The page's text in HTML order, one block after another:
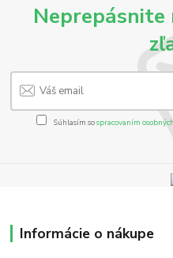
Neprepásnite
Súhlasím sospracovaním
Informácie o nákupe